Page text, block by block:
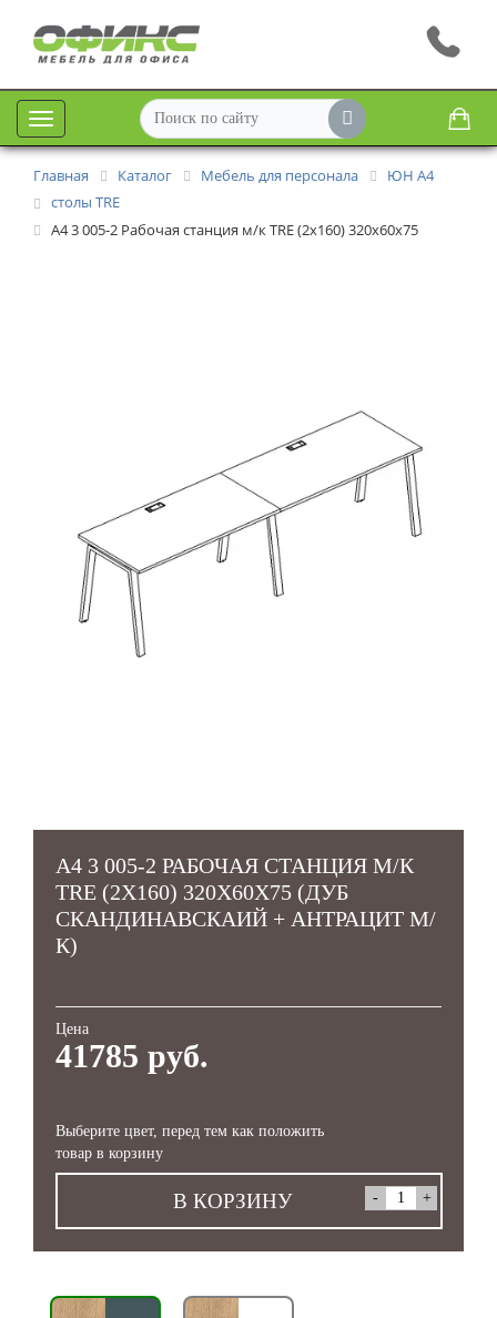
Меню
Главная Каталог Мебель для персонала
ЮН А4
столы TRE
А4 3 005-2 Рабочая станция м/к TRE (2х160) 320x60x75
А4 3 005-2 РАБОЧАЯ СТАНЦИЯ М/К
TRE (2Х160) 320X60X75 (ДУБ
СКАНДИНАВСКАИЙ + АНТРАЦИТ М/
К)
Цена
41785 руб.
Выберите цвет, перед тем как положить
товар в корзину
В КОРЗИНУ